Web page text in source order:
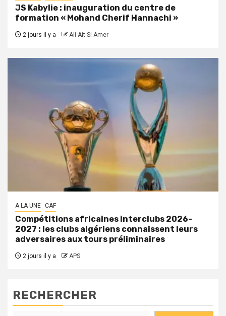
JS Kabylie : inauguration du centre de
formation « Mohand Cherif Hannachi »
2 jours il y a Ali Ait Si Amer
A LA UNE CAF
Compétitions africaines interclubs 2026-
2027 : les clubs algériens connaissent leurs
adversaires aux tours préliminaires
2 jours il y a APS
RECHERCHER